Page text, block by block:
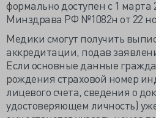
формально доступен с 1 марта
Минздрава РФ №1082н от 22
Медики смогут получить
аккредитации, подав
Если основные данные
рождения страховой номер
лицевого счета, сведения о
удостоверяющем личность)